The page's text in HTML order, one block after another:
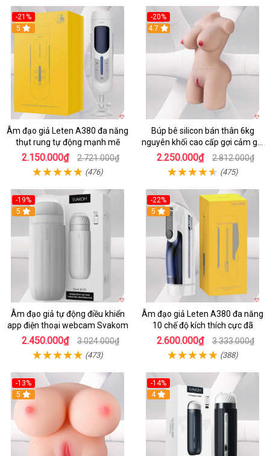
-21%
5
Âm đạo giả Leten A380 đa năng
thụt rung tự động mạnh mẽ
2.150.000₫ 2.721.000₫
(476)
-20%
4.7
Búp bê silicon bán thân 6kg
nguyên khối cao cấp gợi cảm giá
tốt
2.250.000₫ 2.812.000₫
(475)
-19%
5
Âm đạo giả tự động điều khiển
app điện thoại webcam Svakom
2.450.000₫ 3.024.000₫
(473)
-22%
5
Âm đạo giả Leten A380 đa năng
10 chế độ kích thích cực đã
2.600.000₫ 3.333.000₫
(388)
-13%
5
-14%
4